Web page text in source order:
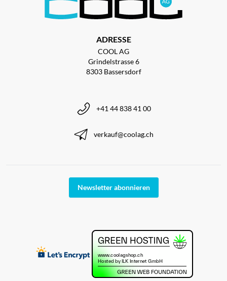
ADRESSE
COOL AG
Grindelstrasse 6
8303 Bassersdorf
+41 44 838 41 00
verkauf@coolag.ch
Newsletter abonnieren